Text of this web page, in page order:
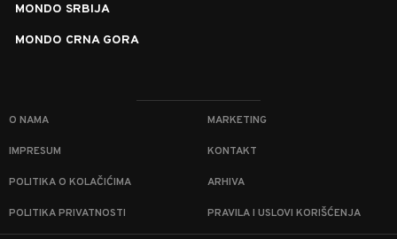
MONDO SRBIJA
MONDO CRNA GORA
O NAMA MARKETING
IMPRESUM KONTAKT
POLITIKA O KOLAČIĆIMA ARHIVA
POLITIKA PRIVATNOSTI PRAVILA I USLOVI KORIŠĆENJA